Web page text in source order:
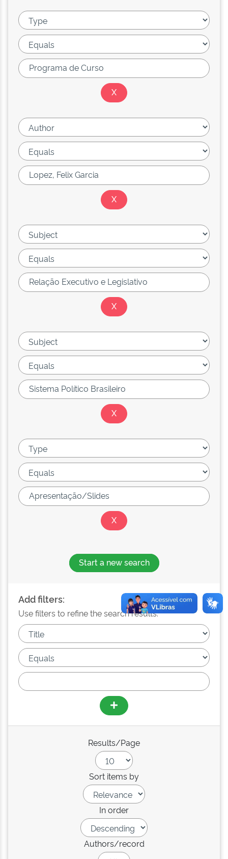
Start a new search
Add filters:
Use filters to refine the search results.
Results/Page
Sort items by
In order
Authors/record